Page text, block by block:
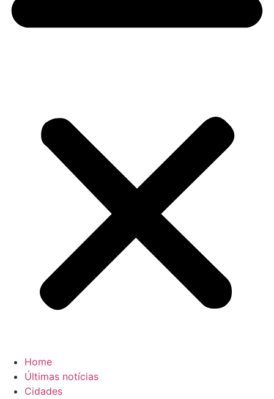
Home
Últimas notícias
Cidades